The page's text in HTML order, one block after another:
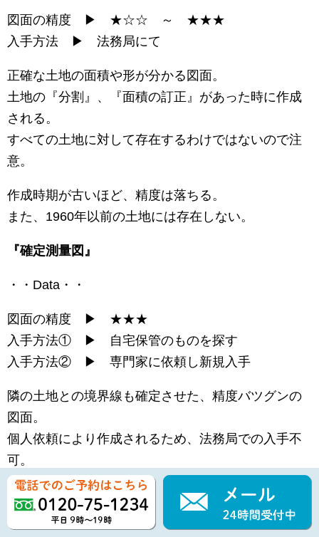
図面の精度 ▶ ★☆☆ ～ ★★★
入手方法 ▶ 法務局にて
正確な土地の面積や形が分かる図面。
土地の『分割』、『面積の訂正』があった時に作成
される。
すべての土地に対して存在するわけではないので注
意。
作成時期が古いほど、精度は落ちる。
また、1960年以前の土地には存在しない。
『確定測量図』
・・Data・・
図面の精度 ▶ ★★★
入手方法① ▶ 自宅保管のものを探す
入手方法② ▶ 専門家に依頼し新規入手
隣の土地との境界線も確定させた、精度バツグンの
図面。
個人依頼により作成されるため、法務局での入手不
可。
紛失した場合は新たに取得しなければいけない。
『現況測量図』